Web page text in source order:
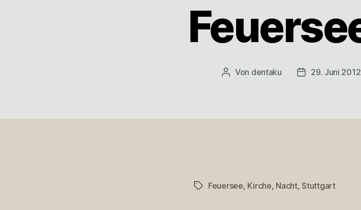
Beitragsautor
Von dentaku 29. Juni 2012
Schlagwörter
Feuersee, Kirche, Nacht,Stuttgart